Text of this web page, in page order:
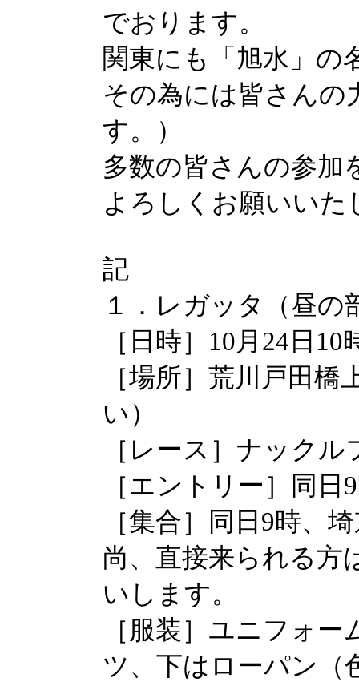
でおります。
関東にも「旭水」の
その為には皆さんの
す。）
多数の皆さんの参加
よろしくお願いいた
記
１．レガッタ（昼の
［日時］10月24日
［場所］荒川戸田
い）
［レース］ナック
［エントリー］同
［集合］同日9時、
尚、直接来られる方
いします。
［服装］ユニフォ
ツ、下はローパン（